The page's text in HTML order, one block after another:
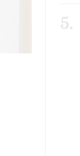
5.